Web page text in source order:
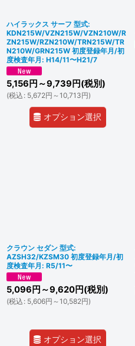
ハイラックス サーフ 型式:
KDN215W/VZN215W/VZN210W/R
ZN215W/RZN210W/TRN215W/TR
N210W/GRN215W 初度登録年月/初
度検査年月: H14/11〜H21/7
5,156 円 ～9,739 円(税別)
(税込 : 5,672円 ～10,713円)
オプション選択
クラウン セダン 型式:
AZSH32/KZSM30 初度登録年月/初
度検査年月: R5/11〜
5,096 円 ～9,620円(税別)
(税込 : 5,606円 ～10,582円)
オプション選択